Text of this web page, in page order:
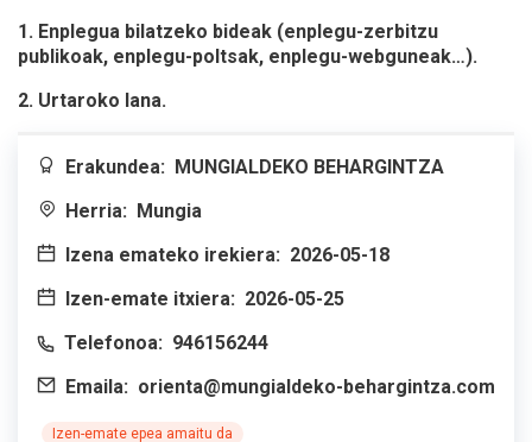
1. Enplegua bilatzeko bideak (enplegu-zerbitzu
publikoak, enplegu-poltsak, enplegu-webguneak…).
2. Urtaroko lana.
Erakundea: MUNGIALDEKO BEHARGINTZA
Herria: Mungia
Izena emateko irekiera: 2026-05-18
Izen-emate itxiera: 2026-05-25
Telefonoa: 946156244
Emaila: orienta@mungialdeko-behargintza.com
Izen-emate epea amaitu da